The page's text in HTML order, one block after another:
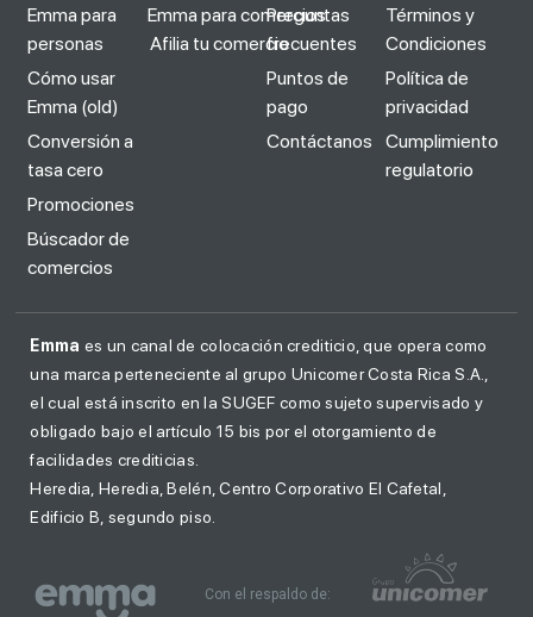
Emma para
personas
Cómo usar
Emma (old)
Conversión a
tasa cero
Promociones
Búscador de
comercios
Emma para comercios
Afilia tu comercio
Preguntas
frecuentes
Puntos de
pago
Contáctanos
Términos y
Condiciones
Política de
privacidad
Cumplimiento
regulatorio
Emma es un canal de colocación crediticio, que opera como
una marca perteneciente al grupo Unicomer Costa Rica S.A.,
el cual está inscrito en la SUGEF como sujeto supervisado y
obligado bajo el artículo 15 bis por el otorgamiento de
facilidades crediticias.
Heredia, Heredia, Belén, Centro Corporativo El Cafetal,
Edificio B, segundo piso.
Con el respaldo de: